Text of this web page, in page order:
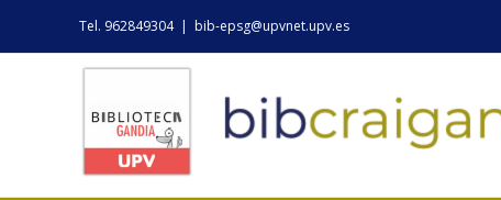
Tel. 962849304 | bib-epsg@upvnet.upv.es